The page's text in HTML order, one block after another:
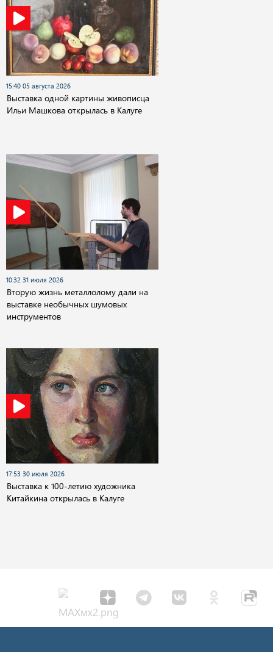
15:40 05 августа 2026
Выставка одной картины живописца
Ильи Машкова открылась в Калуге
10:32 31 июля 2026
Вторую жизнь металлолому дали на
выставке необычных шумовых
инструментов
17:53 30 июля 2026
Выставка к 100-летию художника
Китайкина открылась в Калуге